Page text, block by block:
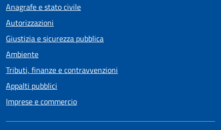
Anagrafe e stato civile
Autorizzazioni
Giustizia e sicurezza pubblica
Ambiente
Tributi, finanze e contravvenzioni
Appalti pubblici
Imprese e commercio